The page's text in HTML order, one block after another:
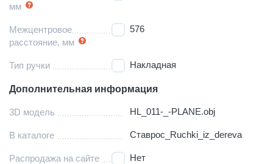
мм
Межцентровое
расстояние, мм
576
Тип ручки Накладная
Дополнительная информация
3D модель HL_011-_-PLANE.obj
В каталоге Ставрос_Ruchki_iz_dereva
Распродажа на сайте Нет